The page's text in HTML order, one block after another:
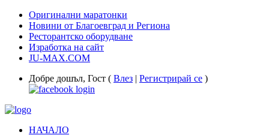
Оригинални маратонки
Новини от Благоевград и Региона
Ресторантско оборудване
Изработка на сайт
JU-MAX.COM
Добре дошъл, Гост ( Влез | Регистрирай се )
НАЧАЛО